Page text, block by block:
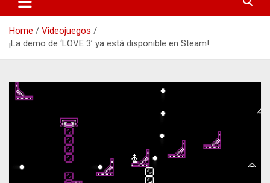
Home
Videojuegos
¡La demo de ‘LOVE 3’ ya está disponible en Steam!